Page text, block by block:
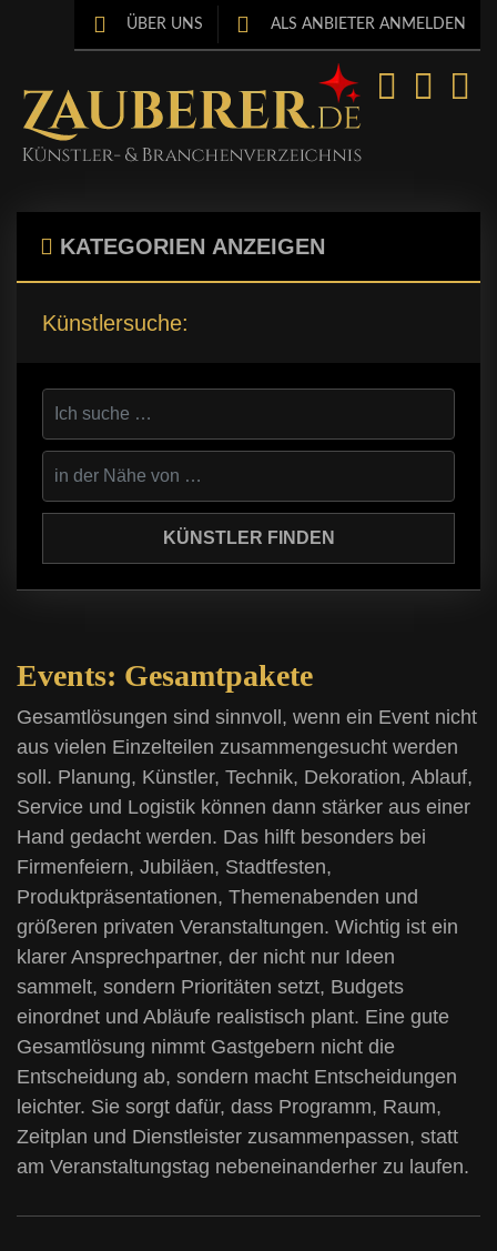
ÜBER UNS ALS ANBIETER ANMELDEN
KATEGORIEN ANZEIGEN
Künstlersuche:
Events: Gesamtpakete
Gesamtlösungen sind sinnvoll, wenn ein Event nicht
aus vielen Einzelteilen zusammengesucht werden
soll. Planung, Künstler, Technik, Dekoration, Ablauf,
Service und Logistik können dann stärker aus einer
Hand gedacht werden. Das hilft besonders bei
Firmenfeiern, Jubiläen, Stadtfesten,
Produktpräsentationen, Themenabenden und
größeren privaten Veranstaltungen. Wichtig ist ein
klarer Ansprechpartner, der nicht nur Ideen
sammelt, sondern Prioritäten setzt, Budgets
einordnet und Abläufe realistisch plant. Eine gute
Gesamtlösung nimmt Gastgebern nicht die
Entscheidung ab, sondern macht Entscheidungen
leichter. Sie sorgt dafür, dass Programm, Raum,
Zeitplan und Dienstleister zusammenpassen, statt
am Veranstaltungstag nebeneinanderher zu laufen.